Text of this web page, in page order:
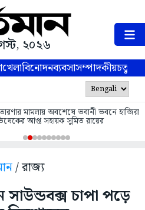
২০২৬
খেলাবিনোদনব্যবসাসম্পাদকীয়
মামলায় অবশেষে ভবানী ভবনে হাজিরা
আপ্ত সহায়ক সুমিত রায়ের
/ রাজ্য
সাউন্ডবক্স চাপা পড়ে